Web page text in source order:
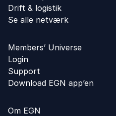
Drift & logistik
Se alle netværk
Members’ Universe
Login
Support
Download EGN app’en
Om EGN